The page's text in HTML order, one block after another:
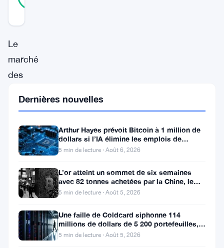
Le
marché
des
montre
signes
clairs
reprise,
SUI
Dernières nouvelles
Arthur Hayes prévoit Bitcoin à 1 million de
dollars si l’IA élimine les emplois de
bureau
5 min de lecture · Août 6, 2026
L’or atteint un sommet de six semaines
avec 82 tonnes achetées par la Chine, le
Bitcoin stagne
5 min de lecture · Août 5, 2026
Une faille de Coldcard siphonne 114
millions de dollars de 5 200 portefeuilles,
renforçant l’attrait des ETF
5 min de lecture · Août 5, 2026